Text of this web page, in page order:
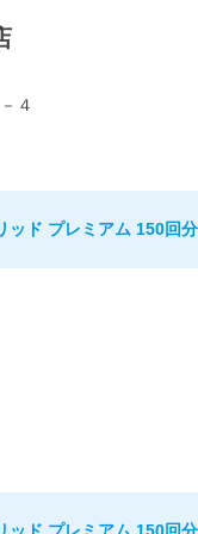
４
ッド プレミアム 150回